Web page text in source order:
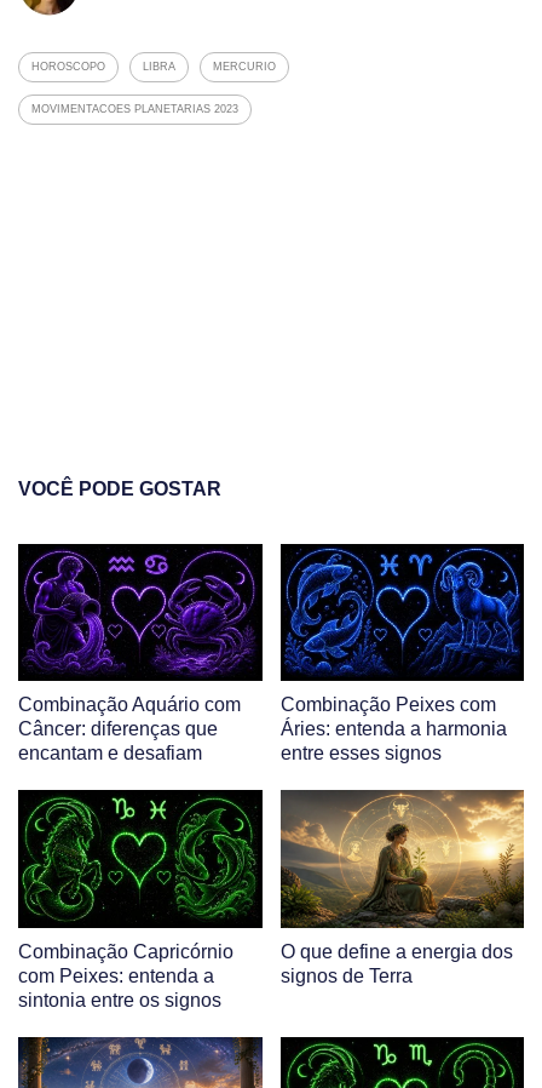
HOROSCOPO LIBRA MERCURIO
MOVIMENTACOES PLANETARIAS 2023
VOCÊ PODE GOSTAR
Combinação Aquário com
Câncer: diferenças que
encantam e desafiam
Combinação Peixes com
Áries: entenda a harmonia
entre esses signos
Combinação Capricórnio
com Peixes: entenda a
sintonia entre os signos
O que define a energia dos
signos de Terra